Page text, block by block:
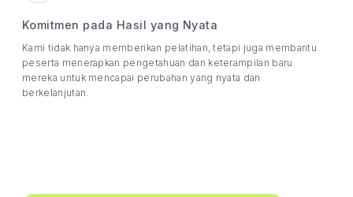
Komitmen pada Hasil yang Nyata
Kami tidak hanya memberikan pelatihan, tetapi juga membantu
peserta menerapkan pengetahuan dan keterampilan baru
mereka untuk mencapai perubahan yang nyata dan
berkelanjutan.